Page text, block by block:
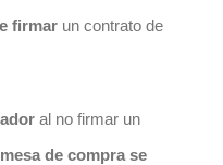
firmarun contratode
al no firmar un
de compra se